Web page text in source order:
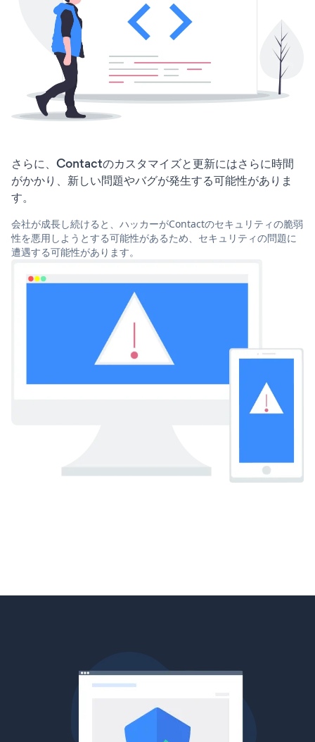
さらに、Contactのカスタマイズと更新にはさらに時間
がかかり、新しい問題やバグが発生する可能性がありま
す。
会社が成長し続けると、ハッカーがContactのセキュリティの脆弱
性を悪用しようとする可能性があるため、セキュリティの問題に
遭遇する可能性があります。